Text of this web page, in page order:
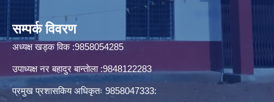
सम्पर्क विवरण
अध्यक्ष खड्क विक :9858054285
उपाध्यक्ष नर बहादुर बान्ताेला :9848122283
प्रमुख प्रशासकिय अधिकृतः 9858047333: